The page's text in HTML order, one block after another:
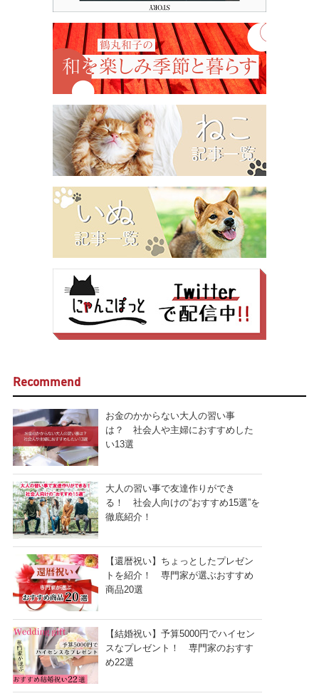
Recommend
お金のかからない大人の習い事
は？ 社会人や主婦におすすめした
い13選
大人の習い事で友達作りができ
る！ 社会人向けの“おすすめ15選”を
徹底紹介！
【還暦祝い】ちょっとしたプレゼン
トを紹介！ 専門家が選ぶおすすめ
商品20選
【結婚祝い】予算5000円でハイセン
スなプレゼント！ 専門家のおすす
め22選